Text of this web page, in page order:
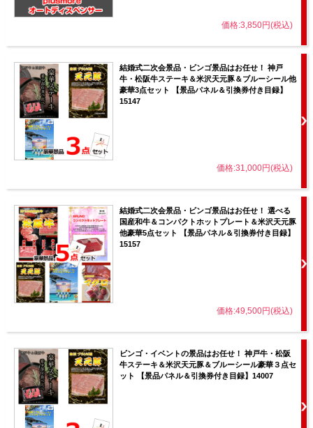
価格:3,850円(税込)
結婚式二次会景品・ビンゴ景品はお任せ！ 神戸
牛・松阪牛ステーキ＆米沢天元豚＆ブルーシール他
豪華3点セット 【景品パネル＆引換券付き目録】
15147
価格:31,000円(税込)
結婚式二次会景品・ビンゴ景品はお任せ！ 選べる
国産和牛＆コンパクトホットプレート＆米沢天元豚
他豪華5点セット 【景品パネル＆引換券付き目録】
15157
価格:49,500円(税込)
ビンゴ・イベントの景品はお任せ！ 神戸牛・松阪
牛ステーキ＆米沢天元豚＆ブルーシール豪華３点セ
ット 【景品パネル＆引換券付き目録】14007